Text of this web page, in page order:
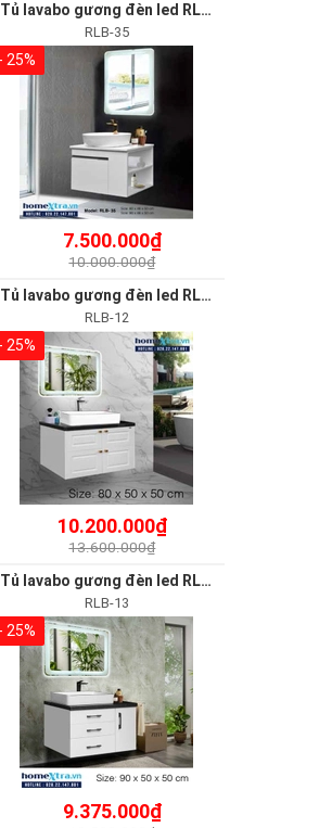
Tủ lavabo gương đèn led RLB-35
RLB-35
- 25%
7.500.000₫
10.000.000₫
Tủ lavabo gương đèn led RLB-12
RLB-12
- 25%
10.200.000₫
13.600.000₫
Tủ lavabo gương đèn led RLB-13
RLB-13
- 25%
9.375.000₫